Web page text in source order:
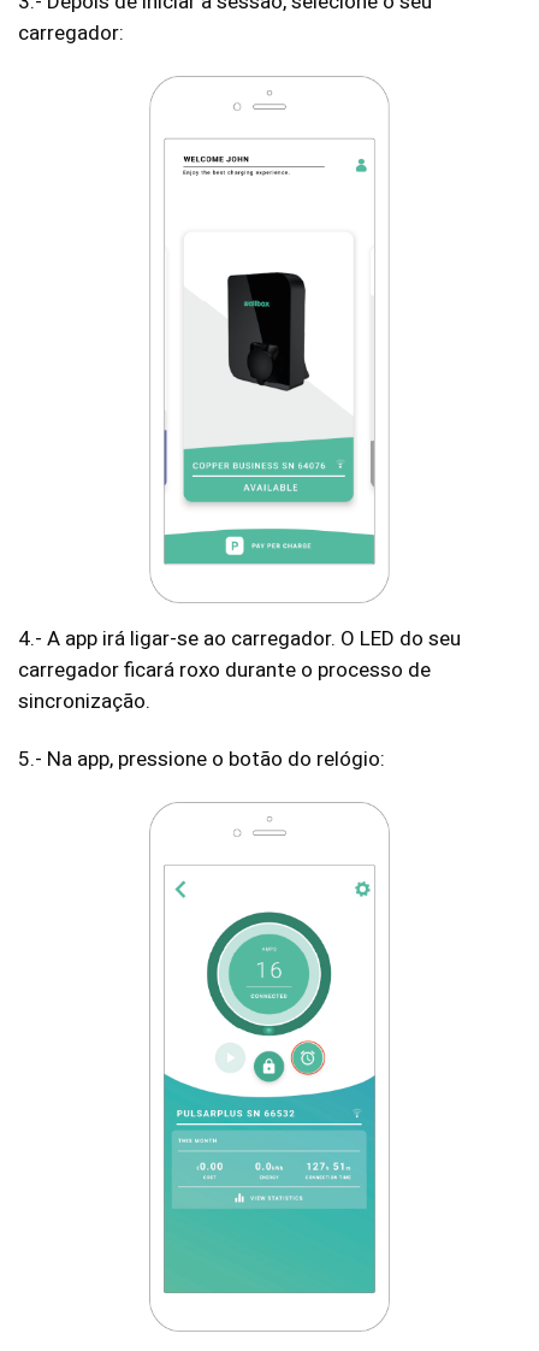
carregador:
4.- A app irá ligar-se ao carregador. O LED do seu
carregador ficará roxo durante o processo de
sincronização.
5.- Na app, pressione o botão do relógio: